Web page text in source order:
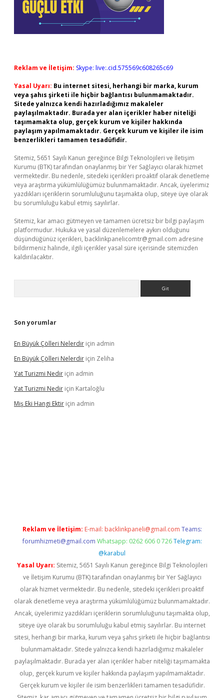
Reklam ve İletişim: Skype: live:.cid.575569c608265c69
Yasal Uyarı: Bu internet sitesi, herhangi bir marka, kurum
veya şahıs şirketi ile hiçbir bağlantısı bulunmamaktadır.
Sitede yalnızca kendi hazırladığımız makaleler
paylaşılmaktadır. Burada yer alan içerikler haber niteliği
taşımamakta olup, gerçek kurum ve kişiler hakkında
paylaşım yapılmamaktadır. Gerçek kurum ve kişiler ile isim
benzerlikleri tamamen tesadüfidir.
Sitemiz, 5651 Sayılı Kanun gereğince Bilgi Teknolojileri ve İletişim
Kurumu (BTK) tarafından onaylanmış bir Yer Sağlayıcı olarak hizmet
vermektedir. Bu nedenle, sitedeki içerikleri proaktif olarak denetleme
veya araştırma yükümlülüğümüz bulunmamaktadır. Ancak, üyelerimiz
yazdıkları içeriklerin sorumluluğunu taşımakta olup, siteye üye olarak
bu sorumluluğu kabul etmiş sayılırlar.
Sitemiz, kar amacı gütmeyen ve tamamen ücretsiz bir bilgi paylaşım
platformudur. Hukuka ve yasal düzenlemelere aykırı olduğunu
düşündüğünüz içerikleri, backlinkpanelicomtr@gmail.com adresine
bildirmeniz halinde, ilgili içerikler yasal süre içerisinde sitemizden
kaldırılacaktır.
Son yorumlar
En Büyük Çölleri Nelerdir için admin
En Büyük Çölleri Nelerdir için Zeliha
Yat Turizmi Nedir için admin
Yat Turizmi Nedir için Kartaloğlu
Miş Eki Hangi Ektir için admin
Reklam ve İletişim: E-mail: backlinkpaneli@gmail.com Teams:
forumhizmeti@gmail.com Whatsapp: 0262 606 0 726 Telegram:
@karabul
Yasal Uyarı: Sitemiz, 5651 Sayılı Kanun gereğince Bilgi Teknolojileri
ve İletişim Kurumu (BTK) tarafından onaylanmış bir Yer Sağlayıcı
olarak hizmet vermektedir. Bu nedenle, sitedeki içerikleri proaktif
olarak denetleme veya araştırma yükümlülüğümüz bulunmamaktadır.
Ancak, üyelerimiz yazdıkları içeriklerin sorumluluğunu taşımakta olup,
siteye üye olarak bu sorumluluğu kabul etmiş sayılırlar. Bu internet
sitesi, herhangi bir marka, kurum veya şahıs şirketi ile hiçbir bağlantısı
bulunmamaktadır. Sitede yalnızca kendi hazırladığımız makaleler
paylaşılmaktadır. Burada yer alan içerikler haber niteliği taşımamakta
olup, gerçek kurum ve kişiler hakkında paylaşım yapılmamaktadır.
Gerçek kurum ve kişiler ile isim benzerlikleri tamamen tesadüfidir.